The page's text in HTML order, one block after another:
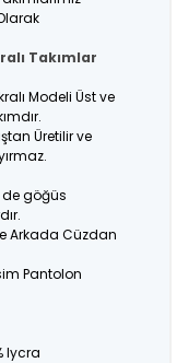
Takımlar
Modeli Üst ve
Üretilir ve
de göğüs
Arkada Cüzdan
Pantolon
lycra